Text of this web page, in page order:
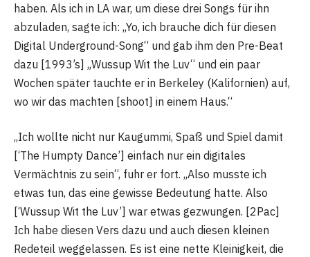
haben. Als ich in LA war, um diese drei Songs für ihn
abzuladen, sagte ich: „Yo, ich brauche dich für diesen
Digital Underground-Song“ und gab ihm den Pre-Beat
dazu [1993’s] „Wussup Wit the Luv“ und ein paar
Wochen später tauchte er in Berkeley (Kalifornien) auf,
wo wir das machten [shoot] in einem Haus.“
„Ich wollte nicht nur Kaugummi, Spaß und Spiel damit
[‘The Humpty Dance’] einfach nur ein digitales
Vermächtnis zu sein“, fuhr er fort. „Also musste ich
etwas tun, das eine gewisse Bedeutung hatte. Also
[‘Wussup Wit the Luv’] war etwas gezwungen. [2Pac]
Ich habe diesen Vers dazu und auch diesen kleinen
Redeteil weggelassen. Es ist eine nette Kleinigkeit, die